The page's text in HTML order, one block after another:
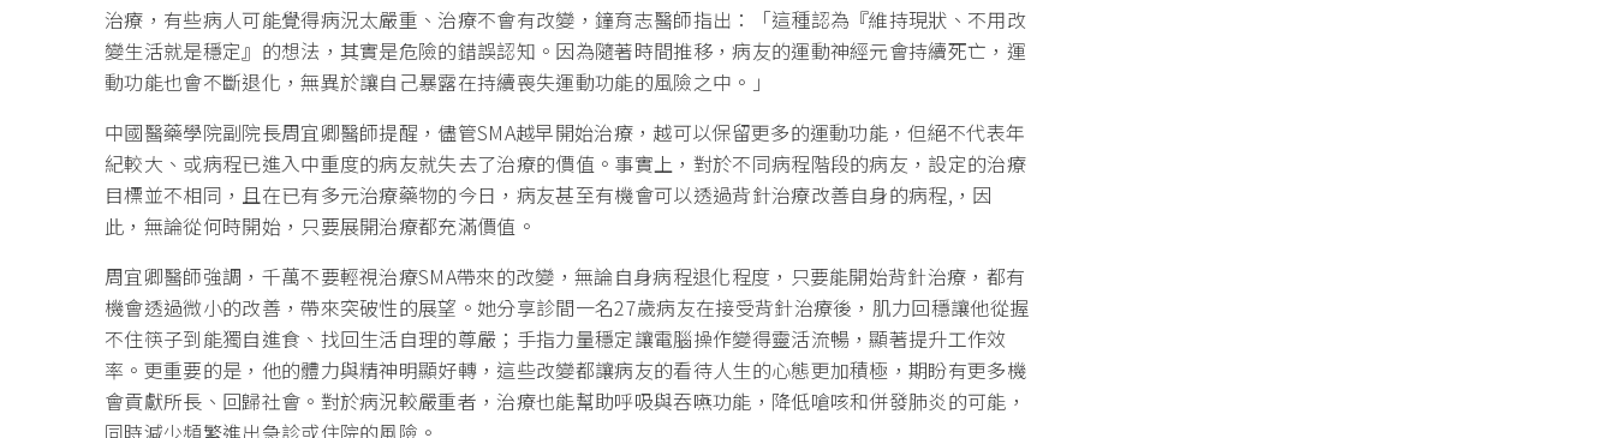
治療，有些病人可能覺得病況太嚴重、治療不會有改變，鐘育志醫師指出：「這種認為『維持現狀、不用改
變生活就是穩定』的想法，其實是危險的錯誤認知。因為隨著時間推移，病友的運動神經元會持續死亡，運
動功能也會不斷退化，無異於讓自己暴露在持續喪失運動功能的風險之中。」
中國醫藥學院副院長周宜卿醫師提醒，儘管SMA越早開始治療，越可以保留更多的運動功能，但絕不代表年
紀較大、或病程已進入中重度的病友就失去了治療的價值。事實上，對於不同病程階段的病友，設定的治療
目標並不相同，且在已有多元治療藥物的今日，病友甚至有機會可以透過背針治療改善自身的病程,，因
此，無論從何時開始，只要展開治療都充滿價值。
周宜卿醫師強調，千萬不要輕視治療SMA帶來的改變，無論自身病程退化程度，只要能開始背針治療，都有
機會透過微小的改善，帶來突破性的展望。她分享診間一名27歲病友在接受背針治療後，肌力回穩讓他從握
不住筷子到能獨自進食、找回生活自理的尊嚴；手指力量穩定讓電腦操作變得靈活流暢，顯著提升工作效
率。更重要的是，他的體力與精神明顯好轉，這些改變都讓病友的看待人生的心態更加積極，期盼有更多機
會貢獻所長、回歸社會。對於病況較嚴重者，治療也能幫助呼吸與吞嚥功能，降低嗆咳和併發肺炎的可能，
同時減少頻繁進出急診或住院的風險。